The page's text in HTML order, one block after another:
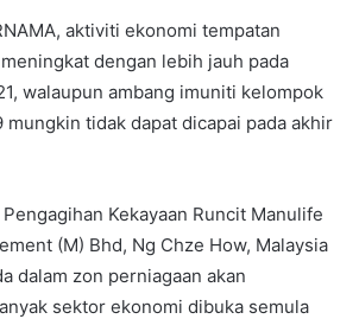
aktiviti ekonomi tempatan
dengan lebih jauh pada
walaupun ambang imuniti kelompok
mungkin tidak dapat dicapai pada akhir
Kekayaan Runcit Manulife
(M) Bhd, Ng Chze How, Malaysia
dalam zon perniagaan akan
sektor ekonomi dibuka semula